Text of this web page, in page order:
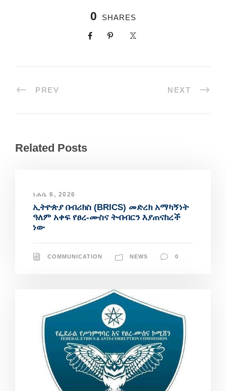
0 SHARES
PREV NEXT
Related Posts
ነሐሴ 6, 2026
ኢትዮጵያ በብሪክስ (BRICS) መድረክ አማካኝነት
ዓለም አቀፍ የፀረ-ሙስና ትብብርን እያጠናከረች
ነው
COMMUNICATION NEWS 0